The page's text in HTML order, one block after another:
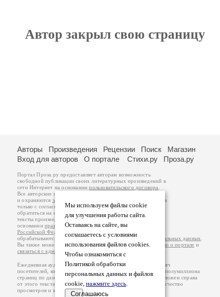
Автор закрыл свою страницу
Мы используем файлы cookie
для улучшения работы сайта.
Оставаясь на сайте, вы
соглашаетесь с условиями
использования файлов cookies.
Чтобы ознакомиться с
Политикой обработки
персональных данных и файлов
cookie, нажмите здесь.
Соглашаюсь
Авторы Произведения Рецензии Поиск
Магазин
Вход для авторов
О портале Стихи.ру Проза.ру
Портал Проза.ру предоставляет авторам возможность
свободной публикации своих литературных произведений в
сети Интернет на основаниипользовательского договора
Все авторские права на произведения принадлежат авторам
и охраняются законом
. Перепечатка произведений возможна
только с согласия его автора, к которому вы можете
обратиться на его авторской странице. Ответственность за
тексты произведений авторы несут самостоятельно на
основанииправил публикацииизаконодательства
Российской Федерации
обрабатываются на основанииПолитики обработки персональных данных
Вы также можете посмотреть более подробнуюинформацию о портале и
связаться с администрацией
Ежедневная аудитория портала Проза.ру – порядка 100 тысяч
посетителей, которые в общей сумме просматривают более полумиллиона
страниц по данным счетчика посещаемости, который расположен справа
от этого текста. В каждой графе указано по две цифры: количество
просмотров и количество посетителей.